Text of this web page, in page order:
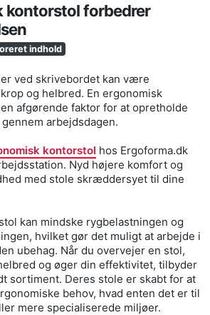
kontorstol forbedrer
indhold
ved skrivebordet kan være
og helbred. En ergonomisk
afgørende faktor for at opretholde
arbejdsdagen.
kontorstol hos Ergoforma.dk
Nyd højere komfort og
med stole skræddersyet til dine
kan mindske rygbelastningen og
hvilket gør det muligt at arbejde i
ubehag. Når du overvejer en stol,
og øger din effektivitet, tilbyder
sortiment. Deres stole er skabt for at
behov, hvad enten det er til
mere specialiserede miljøer.